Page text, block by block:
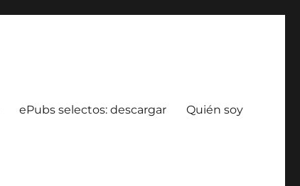
ePubs selectos: descargar Quién soy